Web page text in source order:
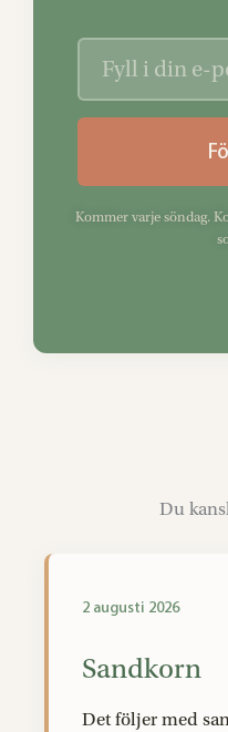
Kommer varje söndag.
Du
Sandkorn
Det följer med
2 augusti 2026